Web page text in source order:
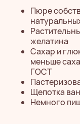
Пюре
желатина
Сахар и
меньше
ГОСТ
Щепотка
Немного